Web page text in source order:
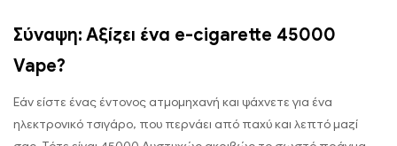
Σύναψη: Αξίζει ένα e-cigarette 45000
Vape?
Εάν είστε ένας έντονος ατμομηχανή και ψάχνετε για ένα
ηλεκτρονικό τσιγάρο, που περνάει από παχύ και λεπτό μαζί